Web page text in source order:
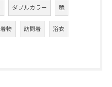
ダブルカラー 艶
着物 訪問着 浴衣